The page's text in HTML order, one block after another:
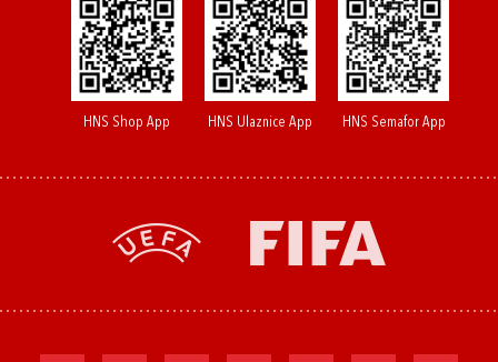
HNS Shop App HNS Ulaznice App HNS Semafor App